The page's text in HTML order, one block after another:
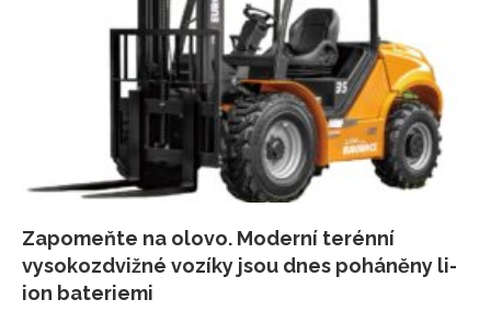
Zapomeňte na olovo. Moderní terénní
vysokozdvižné vozíky jsou dnes poháněny li-
ion bateriemi